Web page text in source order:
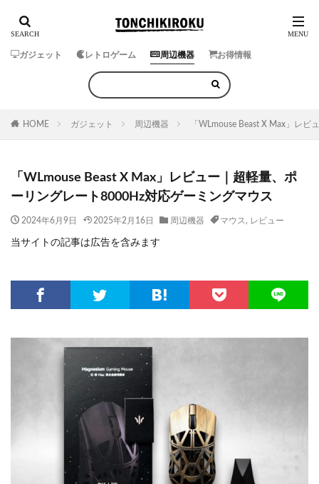
ガジェット レトロゲーム 周辺機器 お得情報
HOME ガジェット 周辺機器 「WLmouse Beast X Max」レ
「WLmouse Beast X Max」レビュー｜超軽量、ポ
ーリングレート8000Hz対応ゲーミングマウス
2024年6月9日 2025年2月16日 周辺機器 マウス , レビュー
当サイトの記事は広告を含みます